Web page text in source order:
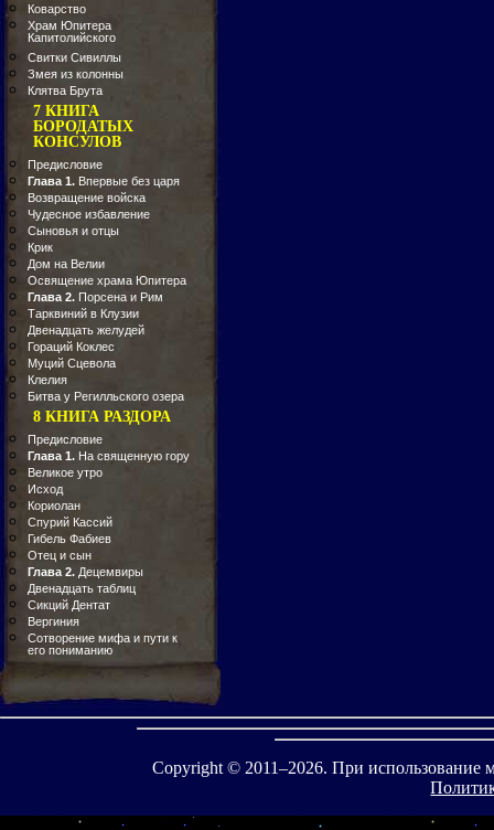
Коварство
Храм Юпитера
Капитолийского
Свитки Сивиллы
Змея из колонны
Клятва Брута
7 КНИГА
БОРОДАТЫХ
КОНСУЛОВ
Предисловие
Глава 1. Впервые без царя
Возвращение войска
Чудесное избавление
Сыновья и отцы
Крик
Дом на Велии
Освящение храма Юпитера
Глава 2. Порсена и Рим
Тарквиний в Клузии
Двенадцать желудей
Гораций Коклес
Муций Сцевола
Клелия
Битва у Регилльского озера
8 КНИГА РАЗДОРА
Предисловие
Глава 1. На священную гору
Великое утро
Исход
Кориолан
Спурий Кассий
Гибель Фабиев
Отец и сын
Глава 2. Децемвиры
Двенадцать таблиц
Сикций Дентат
Вергиния
Сотворение мифа и пути к
его пониманию
Copyright © 2011–2026. При использование